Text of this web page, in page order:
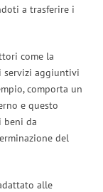
a trasferire i
come la
servizi aggiuntivi
comporta un
e questo
beni da
del
alle